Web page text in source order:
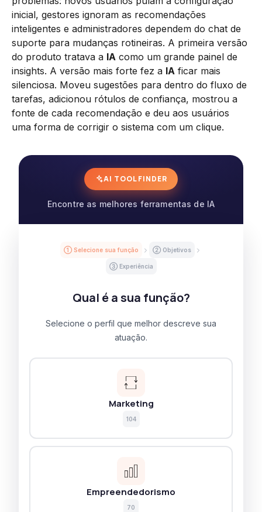
inicial, gestores ignoram as recomendações
inteligentes e administradores dependem do chat de
suporte para mudanças rotineiras. A primeira versão
do produto tratava a IA como um grande painel de
insights. A versão mais forte fez a IA ficar mais
silenciosa. Moveu sugestões para dentro do fluxo de
tarefas, adicionou rótulos de confiança, mostrou a
fonte de cada recomendação e deu aos usuários
uma forma de corrigir o sistema com um clique.
AI TOOL FINDER
Encontre as melhores ferramentas de IA
① Selecione sua função ② Objetivos
③ Experiência
Qual é a sua função?
Selecione o perfil que melhor descreve sua
atuação.
Marketing
104
Empreendedorismo
70